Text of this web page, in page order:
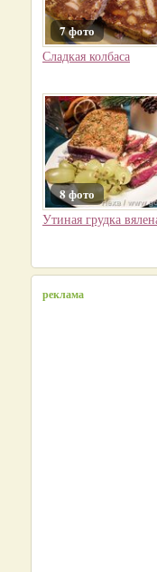
7 фото
Сладкая колбаса
8 фото
Утиная грудка
реклама